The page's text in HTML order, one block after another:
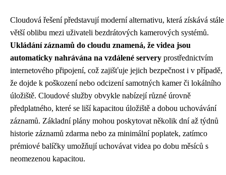
Cloudová řešení představují moderní alternativu, která získává stále
větší oblibu mezi uživateli bezdrátových kamerových systémů.
Ukládání záznamů do cloudu znamená, že videa jsou
automaticky nahrávána na vzdálené servery prostřednictvím
internetového připojení, což zajišťuje jejich bezpečnost i v případě,
že dojde k poškození nebo odcizení samotných kamer či lokálního
úložiště. Cloudové služby obvykle nabízejí různé úrovně
předplatného, které se liší kapacitou úložiště a dobou uchovávání
záznamů. Základní plány mohou poskytovat několik dní až týdnů
historie záznamů zdarma nebo za minimální poplatek, zatímco
prémiové balíčky umožňují uchovávat videa po dobu měsíců s
neomezenou kapacitou.